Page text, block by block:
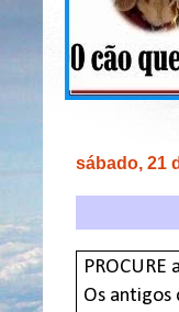
sábado, 21
Os antigos